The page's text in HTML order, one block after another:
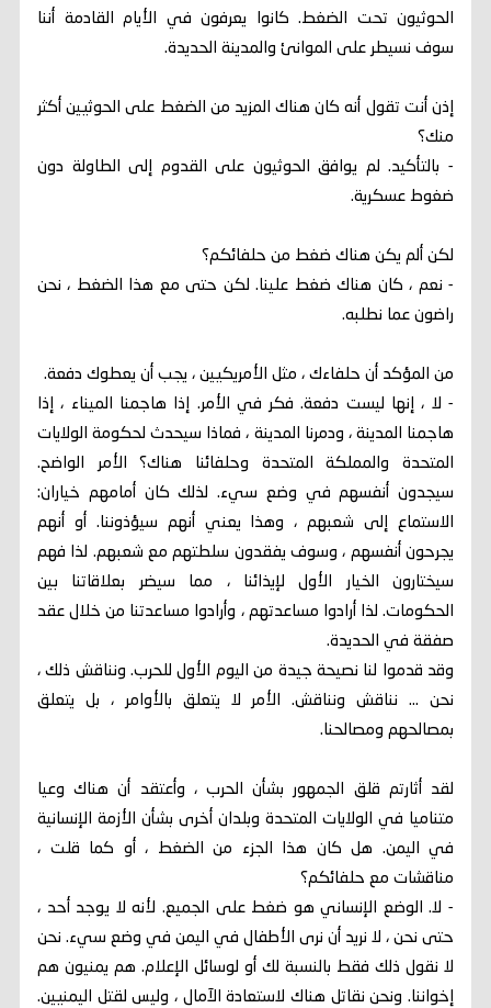
الحوثيون تحت الضغط. كانوا يعرفون في الأيام القادمة أننا
سوف نسيطر على الموانئ والمدينة الحديدة.
إذن أنت تقول أنه كان هناك المزيد من الضغط على الحوثيين أكثر
منك؟
- بالتأكيد. لم يوافق الحوثيون على القدوم إلى الطاولة دون
ضغوط عسكرية.
لكن ألم يكن هناك ضغط من حلفائكم؟
- نعم ، كان هناك ضغط علينا. لكن حتى مع هذا الضغط ، نحن
راضون عما نطلبه.
من المؤكد أن حلفاءك ، مثل الأمريكيين ، يجب أن يعطوك دفعة.
- لا ، إنها ليست دفعة. فكر في الأمر. إذا هاجمنا الميناء ، إذا
هاجمنا المدينة ، ودمرنا المدينة ، فماذا سيحدث لحكومة الولايات
المتحدة والمملكة المتحدة وحلفائنا هناك؟ الأمر الواضح.
سيجدون أنفسهم في وضع سيء. لذلك كان أمامهم خياران:
الاستماع إلى شعبهم ، وهذا يعني أنهم سيؤذوننا. أو أنهم
يجرحون أنفسهم ، وسوف يفقدون سلطتهم مع شعبهم. لذا فهم
سيختارون الخيار الأول لإيذائنا ، مما سيضر بعلاقاتنا بين
الحكومات. لذا أرادوا مساعدتهم ، وأرادوا مساعدتنا من خلال عقد
صفقة في الحديدة.
وقد قدموا لنا نصيحة جيدة من اليوم الأول للحرب. ونناقش ذلك ،
نحن ... نناقش ونناقش. الأمر لا يتعلق بالأوامر ، بل يتعلق
بمصالحهم ومصالحنا.
لقد أثارتم قلق الجمهور بشأن الحرب ، وأعتقد أن هناك وعيا
متناميا في الولايات المتحدة وبلدان أخرى بشأن الأزمة الإنسانية
في اليمن. هل كان هذا الجزء من الضغط ، أو كما قلت ،
مناقشات مع حلفائكم؟
- لا. الوضع الإنساني هو ضغط على الجميع. لأنه لا يوجد أحد ،
حتى نحن ، لا نريد أن نرى الأطفال في اليمن في وضع سيء. نحن
لا نقول ذلك فقط بالنسبة لك أو لوسائل الإعلام. هم يمنيون هم
إخواننا. ونحن نقاتل هناك لاستعادة الآمال ، وليس لقتل اليمنيين.